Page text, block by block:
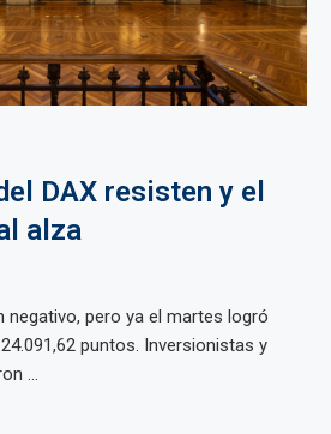
DAX resisten y el
alza
negativo, pero ya el martes logró
puntos. Inversionistas y
...